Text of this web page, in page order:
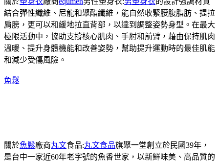
結合彈性纖維、尼龍和聚酯纖維，能自然收緊腰腹脂肪、提拉
肩膀，更可以和緩地拉直背部，以達到調整姿勢身型。在最大
極限活動中，協助支撐核心肌肉、手肘和前臂，藉由保持肌肉
溫暖、提升身體機能和改善姿勢，幫助提升運動時的最佳肌能
和減少受傷風險。
魚鬆
關於魚鬆廠商丸文食品:丸文食品旗聚一堂創立於民國39年，
是台中一家近60年老字號的魚香世家，以新鮮味美、高品質的